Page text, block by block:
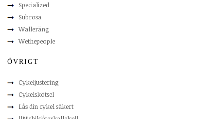
Specialized
Subrosa
Walleräng
Wethepeople
ÖVRIGT
Cykeljustering
Cykelskötsel
Lås din cykel säkert